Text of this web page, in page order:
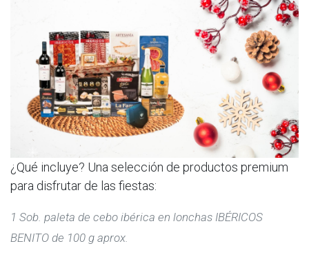
¿Qué incluye? Una selección de productos premium
para disfrutar de las fiestas:
1 Sob. paleta de cebo ibérica en lonchas IBÉRICOS
BENITO de 100 g aprox.